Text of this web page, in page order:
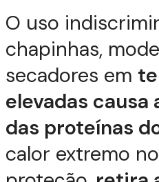
O uso
chapinhas,
secadores em
elevadas causa
das proteínas
calor extremo